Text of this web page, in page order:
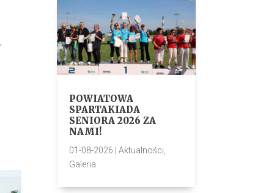
POWIATOWA
SPARTAKIADA
SENIORA 2026 ZA
NAMI!
01-08-2026 |Aktualności
Galeria